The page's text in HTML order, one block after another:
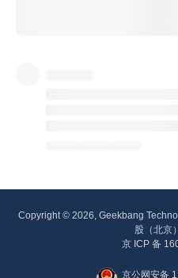
Copyright © 2026, Geekbang
股（北京
京 ICP 备
京公网安备